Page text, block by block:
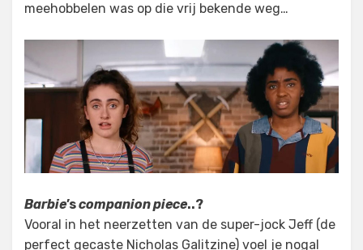
meehobbelen was op die vrij bekende weg…
Barbie’scompanion piece..?
Vooral in het neerzetten van de super-jock Jeff (de
perfect gecaste Nicholas Galitzine) voel je nogal